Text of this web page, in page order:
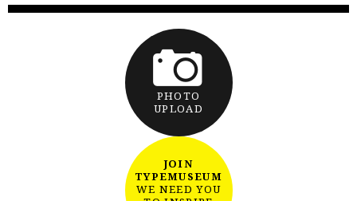
PHOTO
UPLOAD
JOIN
TYPEMUSEUM
WE NEED YOU